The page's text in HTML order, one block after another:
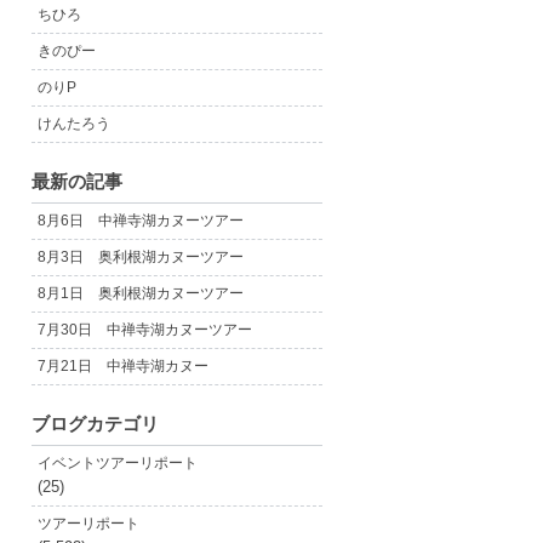
ちひろ
きのぴー
のりP
けんたろう
最新の記事
8月6日 中禅寺湖カヌーツアー
8月3日 奥利根湖カヌーツアー
8月1日 奥利根湖カヌーツアー
7月30日 中禅寺湖カヌーツアー
7月21日 中禅寺湖カヌー
ブログカテゴリ
イベントツアーリポート
(25)
ツアーリポート